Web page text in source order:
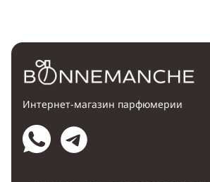
Интернет-магазин парфюмерии